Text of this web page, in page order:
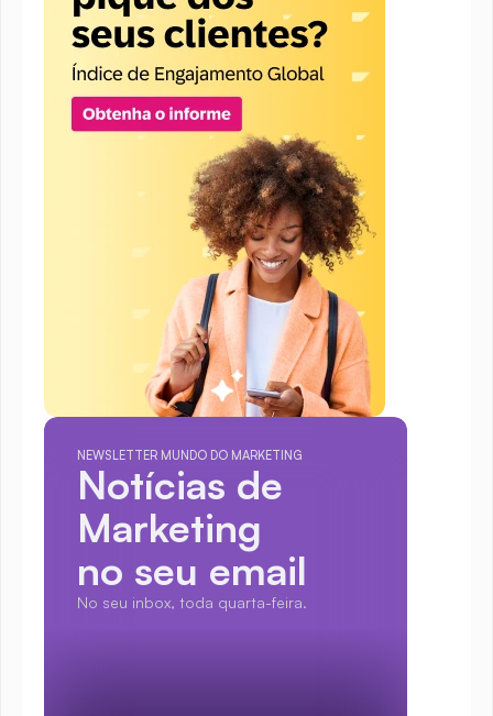
NEWSLETTER MUNDO DO MARKETING
Notícias de
Marketing
no seu email
No seu inbox, toda quarta-feira.